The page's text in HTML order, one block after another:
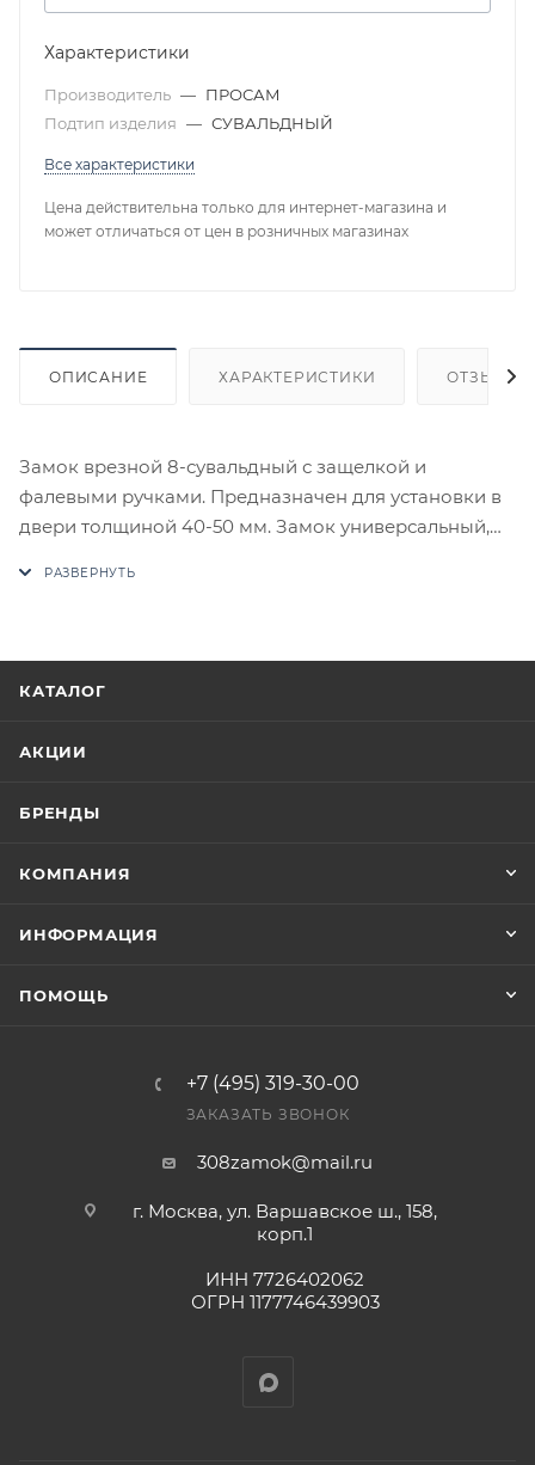
Характеристики
Производитель — ПРОСАМ
Подтип изделия — СУВАЛЬДНЫЙ
Все характеристики
Цена действительна только для интернет-магазина и
может отличаться от цен в розничных магазинах
ОПИСАНИЕ ХАРАКТЕРИСТИКИ ОТЗЫВЫ
Замок врезной 8-сувальдный с защелкой и
фалевыми ручками. Предназначен для установки в
двери толщиной 40-50 мм. Замок универсальный,
окончательными. После оформления заказа
заказ был получен.
Конечная цена будет отображена в высланном
Фактом подтверждения покупки будет считаться
КАТАЛОГ
АКЦИИ
БРЕНДЫ
КОМПАНИЯ
ИНФОРМАЦИЯ
ПОМОЩЬ
+7 (495) 319-30-00
ЗАКАЗАТЬ ЗВОНОК
308zamok@mail.ru
г. Москва, ул. Варшавское ш., 158,
корп.1
ИНН 7726402062
ОГРН 1177746439903